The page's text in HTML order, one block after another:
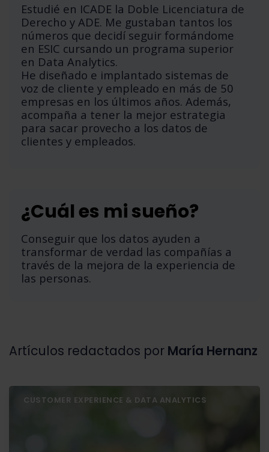
Estudié en ICADE la Doble Licenciatura de
Derecho y ADE. Me gustaban tantos los
números que decidí seguir formándome
en ESIC cursando un programa superior
en Data Analytics.
He diseñado e implantado sistemas de
voz de cliente y empleado en más de 50
empresas en los últimos años. Además,
acompaña a tener la mejor estrategia
para sacar provecho a los datos de
clientes y empleados.
¿Cuál es mi sueño?
Conseguir que los datos ayuden a
transformar de verdad las compañías a
través de la mejora de la experiencia de
las personas.
Artículos redactados por María Hernanz
CUSTOMER EXPERIENCE & DATA ANALYTICS